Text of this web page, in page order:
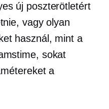
új poszterötletért
vagy olyan
használ, mint a
sokat
a